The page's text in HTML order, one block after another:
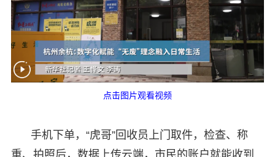
点击图片观看视频
手机下单，“虎哥”回收员上门取件，检查、称
重、拍照后，数据上传云端，市民的账户就能收到